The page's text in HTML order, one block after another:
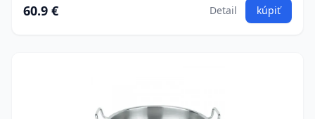
60.9 € Detail kúpiť